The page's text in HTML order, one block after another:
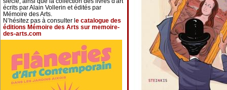
écrits par Alain Vollerin et édités par
Mémoire des Arts.
N’hésitez pas à consulter l e catalogue des
éditions Mémoire des Arts sur memoire-
des-arts.com